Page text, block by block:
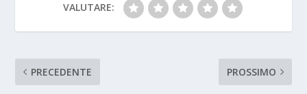
VALUTARE:
PRECEDENTE PROSSIMO